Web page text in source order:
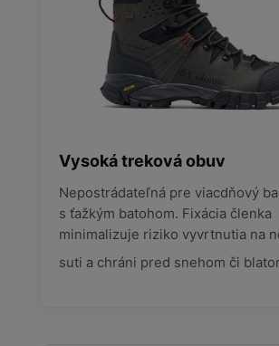
Vysoká treková obuv
Nepostrádateľná pre viacdňový
s ťažkým batohom. Fixácia členka
minimalizuje riziko vyvrtnutia na
suti a chráni pred snehom či